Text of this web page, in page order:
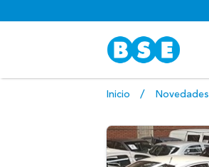
Inicio Novedades